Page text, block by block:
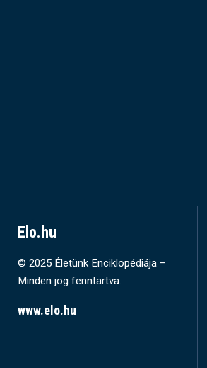
Elo.hu
© 2025 Életünk Enciklopédiája –
Minden jog fenntartva.
www.elo.hu